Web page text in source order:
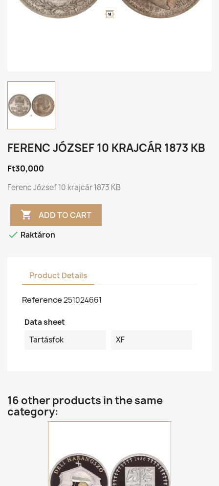
FERENC JÓZSEF 10 KRAJCÁR 1873 KB
Ft30,000
Ferenc József 10 krajcár 1873 KB
 ADD TO CART
 Raktáron
Product Details
Reference251024661
Data sheet
Tartásfok
XF
16 other products in the same
category: